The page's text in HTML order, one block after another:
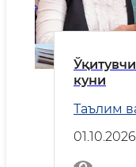
куни
Таълим
01.10.2026